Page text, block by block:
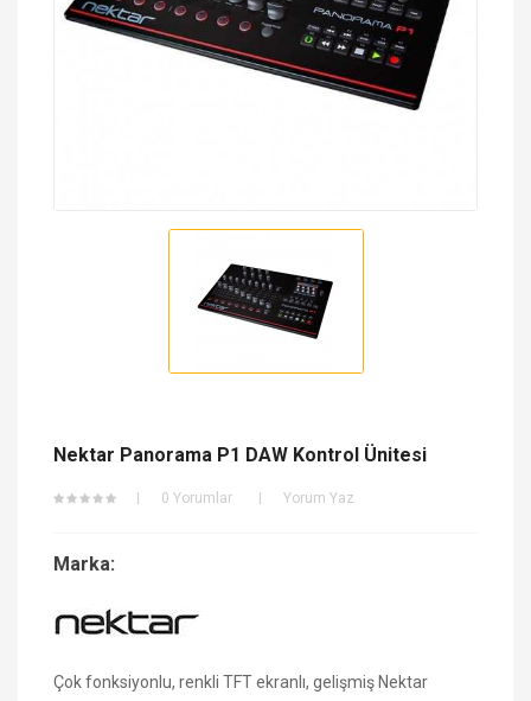
Nektar Panorama P1 DAW Kontrol Ünitesi
0 Yorumlar Yorum Yaz
Marka:
Çok fonksiyonlu, renkli TFT ekranlı, gelişmiş Nektar